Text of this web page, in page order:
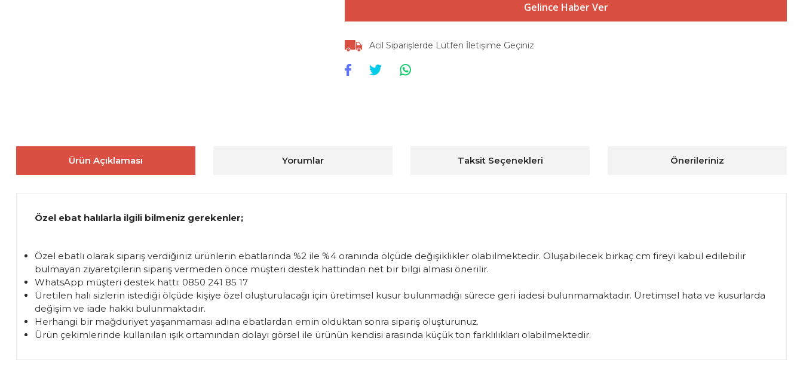
Gelince Haber Ver
Acil Siparişlerde Lütfen İletişime Geçiniz
Ürün Açıklaması Yorumlar Taksit Seçenekleri Önerileriniz
Özel ebat halılarla ilgili bilmeniz gerekenler;
Özel ebatlı olarak sipariş verdiğiniz ürünlerin ebatlarında %2 ile %4 oranında ölçüde değişiklikler olabilmektedir. Oluşabilecek birkaç cm fireyi kabul edilebilir
bulmayan ziyaretçilerin sipariş vermeden önce müşteri destek hattından net bir bilgi alması önerilir.
WhatsApp müşteri destek hattı: 0850 241 85 17
Üretilen halı sizlerin istediği ölçüde kişiye özel oluşturulacağı için üretimsel kusur bulunmadığı sürece geri iadesi bulunmamaktadır. Üretimsel hata ve kusurlarda
değişim ve iade hakkı bulunmaktadır.
Herhangi bir mağduriyet yaşanmaması adına ebatlardan emin olduktan sonra sipariş oluşturunuz.
Ürün çekimlerinde kullanılan ışık ortamından dolayı görsel ile ürünün kendisi arasında küçük ton farklılıkları olabilmektedir.